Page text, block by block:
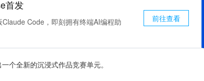
首发
Code，即刻拥有终端AI编程助
前往查看
个全新的沉浸式作品竞赛单元。